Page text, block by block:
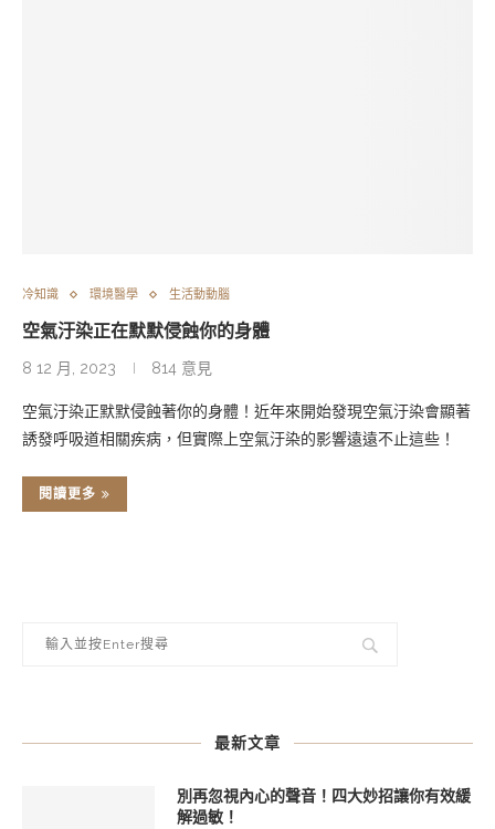
冷知識 環境醫學 生活動動腦
空氣汙染正在默默侵蝕你的身體
8 12 月, 2023 814 意見
空氣汙染正默默侵蝕著你的身體！近年來開始發現空氣汙染會顯著
誘發呼吸道相關疾病，但實際上空氣汙染的影響遠遠不止這些！
閱讀更多
最新文章
別再忽視內心的聲音！四大妙招讓你有效緩
解過敏！